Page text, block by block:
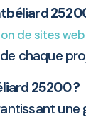
de sites web
chaque
25200 ?